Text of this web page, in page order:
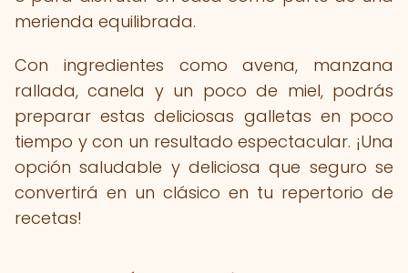
merienda equilibrada.
Con ingredientes como avena, manzana
rallada, canela y un poco de miel, podrás
preparar estas deliciosas galletas en poco
tiempo y con un resultado espectacular. ¡Una
opción saludable y deliciosa que seguro se
convertirá en un clásico en tu repertorio de
recetas!